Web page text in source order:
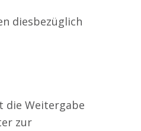
diesbezüglich
die Weitergabe
zur